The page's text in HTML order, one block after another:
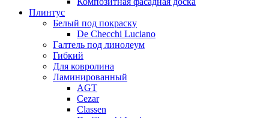
Плинтус
Белый под покраску
De Checchi Luciano
Галтель под линолеум
Гибкий
Для ковролина
Ламинированный
AGT
Cezar
Classen